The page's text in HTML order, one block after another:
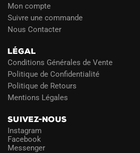
Mon compte
Suivre une commande
Nous Contacter
LÉGAL
Conditions Générales de Vente
Politique de Confidentialité
Politique de Retours
Mentions Légales
SUIVEZ-NOUS
Instagram
Facebook
Messenger